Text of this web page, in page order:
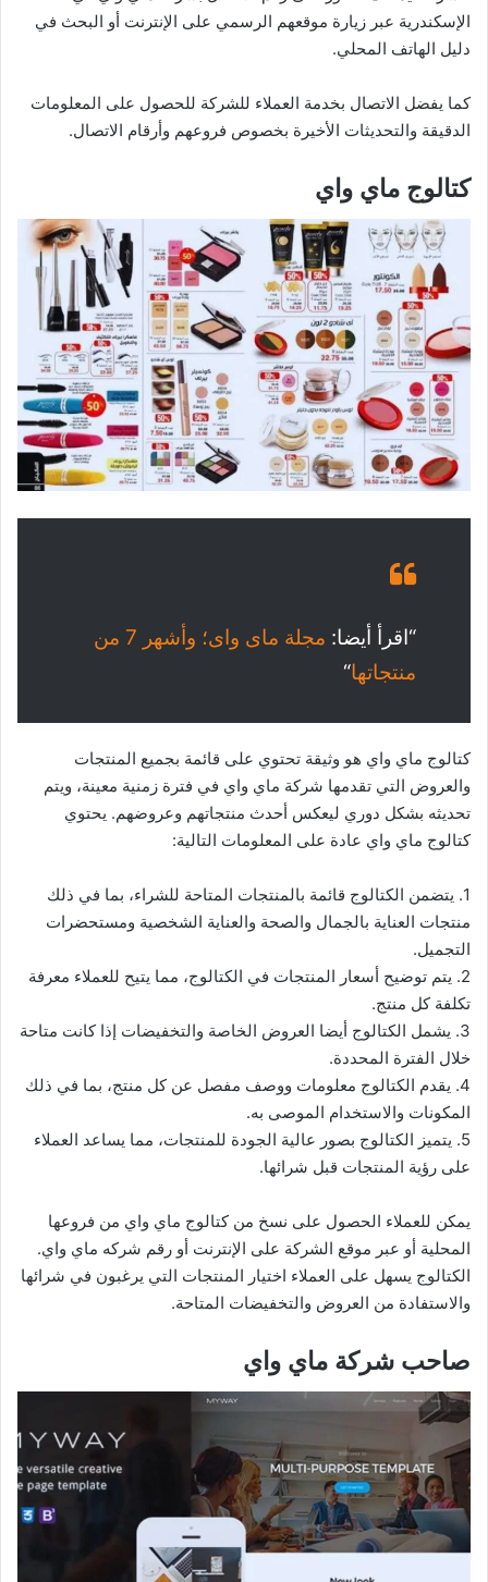
الإسكندرية عبر زيارة موقعهم الرسمي على الإنترنت أو البحث في
دليل الهاتف المحلي.
كما يفضل الاتصال بخدمة العملاء للشركة للحصول على المعلومات
الدقيقة والتحديثات الأخيرة بخصوص فروعهم وأرقام الاتصال.
كتالوج ماي واي
“اقرأ أيضا:
مجلة ماى واى؛ وأشهر 7 من
منتجاتها“
كتالوج ماي واي هو وثيقة تحتوي على قائمة بجميع المنتجات
والعروض التي تقدمها شركة ماي واي في فترة زمنية معينة، ويتم
تحديثه بشكل دوري ليعكس أحدث منتجاتهم وعروضهم. يحتوي
كتالوج ماي واي عادة على المعلومات التالية:
1. يتضمن الكتالوج قائمة بالمنتجات المتاحة للشراء، بما في ذلك
منتجات العناية بالجمال والصحة والعناية الشخصية ومستحضرات
التجميل.
2. يتم توضيح أسعار المنتجات في الكتالوج، مما يتيح للعملاء معرفة
تكلفة كل منتج.
3. يشمل الكتالوج أيضا العروض الخاصة والتخفيضات إذا كانت متاحة
خلال الفترة المحددة.
4. يقدم الكتالوج معلومات ووصف مفصل عن كل منتج، بما في ذلك
المكونات والاستخدام الموصى به.
5. يتميز الكتالوج بصور عالية الجودة للمنتجات، مما يساعد العملاء
على رؤية المنتجات قبل شرائها.
يمكن للعملاء الحصول على نسخ من كتالوج ماي واي من فروعها
المحلية أو عبر موقع الشركة على الإنترنت أو رقم شركه ماي واي.
الكتالوج يسهل على العملاء اختيار المنتجات التي يرغبون في شرائها
والاستفادة من العروض والتخفيضات المتاحة.
صاحب شركة ماي واي